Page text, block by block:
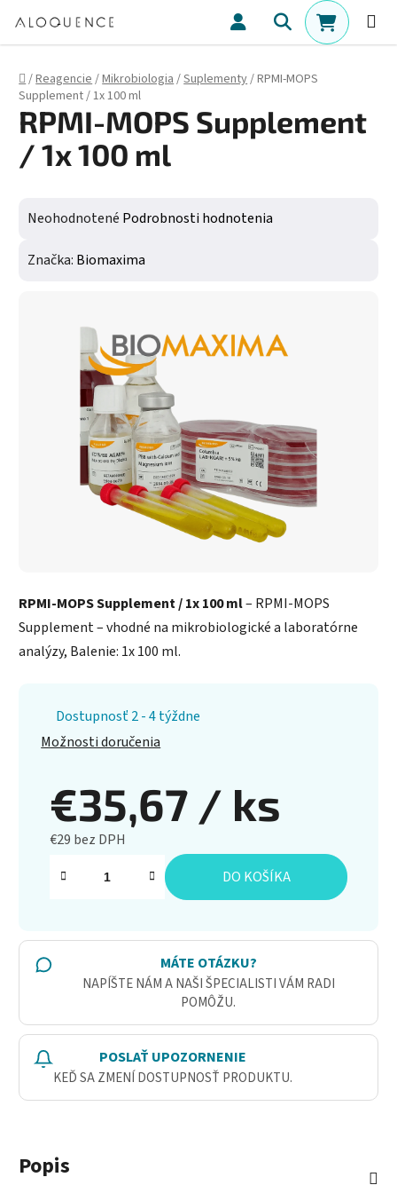
Hľadať
Domov
/Reagencie/Mikrobiologia/Suplementy/RPMI-MOPS
Supplement / 1x 100 ml
RPMI-MOPS Supplement / 1x 100 ml– RPMI-MOPS
Supplement – vhodné na mikrobiologické a laboratórne
analýzy, Balenie: 1x 100 ml.
Dostupnosť 2 - 4 týždne
Možnosti doručenia
€35,67 / ks
€29 bez DPH
Jednotková cena:
DO KOŠÍKA
MÁTE OTÁZKU?
NAPÍŠTE NÁM A NAŠI ŠPECIALISTI VÁM RADI
POMÔŽU.
POSLAŤ UPOZORNENIE
KEĎ SA ZMENÍ DOSTUPNOSŤ PRODUKTU.
RPMI-MOPS Supplement
/ 1x 100 ml
Priemerné hodnotenie produktu je 0,0 z 5 hviezdičiek.
Neohodnotené Podrobnosti hodnotenia
Značka: Biomaxima
Popis